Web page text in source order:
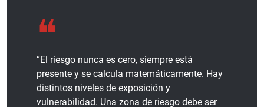
“El riesgo nunca es cero, siempre está
presente y se calcula matemáticamente. Hay
distintos niveles de exposición y
vulnerabilidad. Una zona de riesgo debe ser